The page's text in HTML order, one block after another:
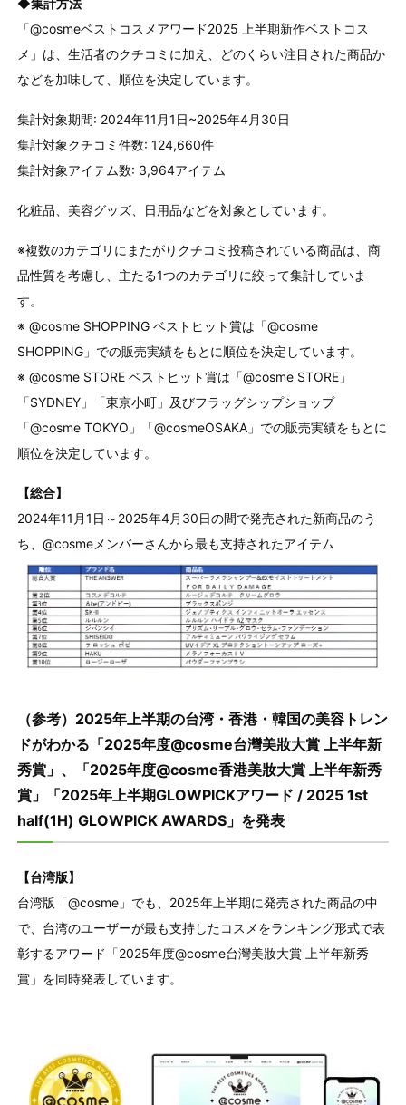
◆集計方法
「@cosmeベストコスメアワード2025 上半期新作ベストコス
メ」は、生活者のクチコミに加え、どのくらい注目された商品か
などを加味して、順位を決定しています。
集計対象期間: 2024年11月1日~2025年4月30日
集計対象クチコミ件数: 124,660件
集計対象アイテム数: 3,964アイテム
化粧品、美容グッズ、日用品などを対象としています。
※複数のカテゴリにまたがりクチコミ投稿されている商品は、商
品性質を考慮し、主たる1つのカテゴリに絞って集計していま
す。
※ @cosme SHOPPING ベストヒット賞は「@cosme
SHOPPING」での販売実績をもとに順位を決定しています。
※ @cosme STORE ベストヒット賞は「@cosme STORE」
「SYDNEY」「東京小町」及びフラッグシップショップ
「@cosme TOKYO」「@cosmeOSAKA」での販売実績をもとに
順位を決定しています。
【総合】
2024年11月1日～2025年4月30日の間で発売された新商品のう
ち、@cosmeメンバーさんから最も支持されたアイテム
（参考）2025年上半期の台湾・香港・韓国の美容トレン
ドがわかる「2025年度@cosme台灣美妝大賞 上半年新
秀賞」、「2025年度@cosme香港美妝大賞 上半年新秀
賞」「2025年上半期GLOWPICKアワード / 2025 1st
half(1H) GLOWPICK AWARDS」を発表
【台湾版】
台湾版「@cosme」でも、2025年上半期に発売された商品の中
で、台湾のユーザーが最も支持したコスメをランキング形式で表
彰するアワード「2025年度@cosme台灣美妝大賞 上半年新秀
賞」を同時発表しています。